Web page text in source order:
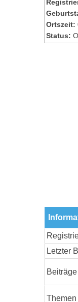
Ortszeit:
Status:
Letzter
Themen